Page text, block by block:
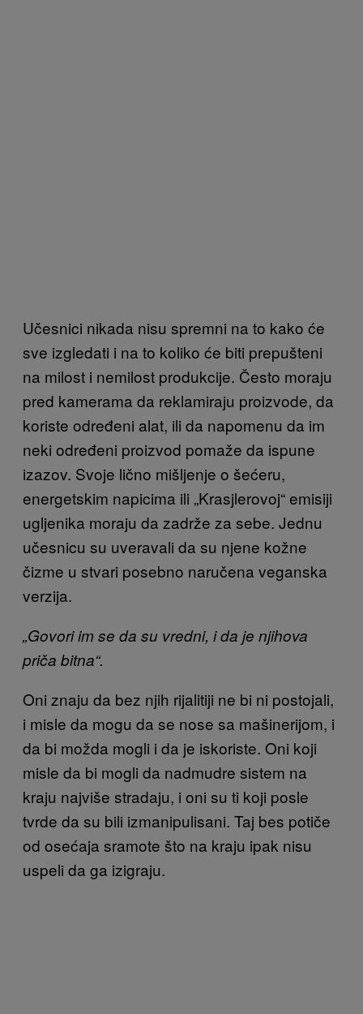
Učesnici nikada nisu spremni na to kako će
sve izgledati i na to koliko će biti prepušteni
na milost i nemilost produkcije. Često moraju
pred kamerama da reklamiraju proizvode, da
koriste određeni alat, ili da napomenu da im
neki određeni proizvod pomaže da ispune
izazov. Svoje lično mišljenje o šećeru,
energetskim napicima ili „Krasjlerovoj“ emisiji
ugljenika moraju da zadrže za sebe. Jednu
učesnicu su uveravali da su njene kožne
čizme u stvari posebno naručena veganska
verzija.
„Govori im se da su vredni, i da je njihova
priča bitna“.
Oni znaju da bez njih rijalitiji ne bi ni postojali,
i misle da mogu da se nose sa mašinerijom, i
da bi možda mogli i da je iskoriste. Oni koji
misle da bi mogli da nadmudre sistem na
kraju najviše stradaju, i oni su ti koji posle
tvrde da su bili izmanipulisani. Taj bes potiče
od osećaja sramote što na kraju ipak nisu
uspeli da ga izigraju.